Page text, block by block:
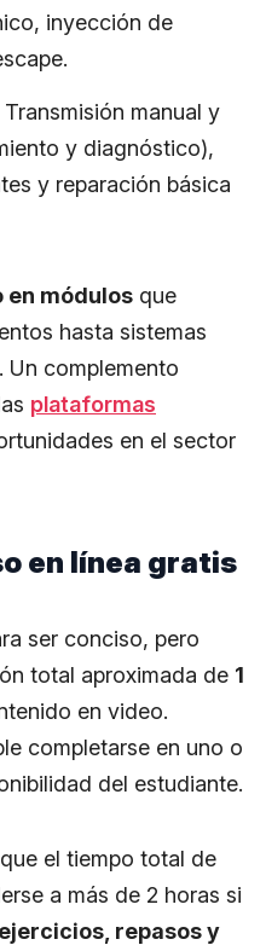
inyección de
Transmisión manual y
y diagnóstico),
y reparación básica
en módulos que
hasta sistemas
Un complemento
plataformas
en el sector
en línea gratis
ser conciso, pero
total aproximada de 1
en video.
completarse en uno o
del estudiante.
el tiempo total de
a más de 2 horas si
ejercicios, repasos y